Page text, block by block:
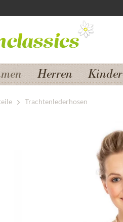
Zum Hauptbereich springen
Herren Kinder
Trachtenlederhosen